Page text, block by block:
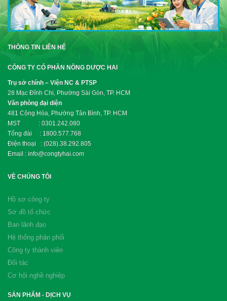
THÔNG TIN LIÊN HỆ
CÔNG TY CỔ PHẦN NÔNG DƯỢC HAI
Trụ sở chính – Viện NC & PTSP
28 Mạc Đĩnh Chi, Phường Sài Gòn, TP. HCM
Văn phòng đại diện
481 Cộng Hòa, Phường Tân Bình, TP. HCM
MST : 0301.242.080
Tổng đài : 1800.577.768
Điện thoại : (028).38.292.805
Email : info@congtyhai.com
VỀ CHÚNG TÔI
Hồ sơ công ty
Sơ đồ tổ chức
Ban lãnh đạo
Hệ thống phân phối
Công ty thành viên
Đối tác
Cơ hội nghề nghiệp
SẢN PHẨM - DỊCH VỤ